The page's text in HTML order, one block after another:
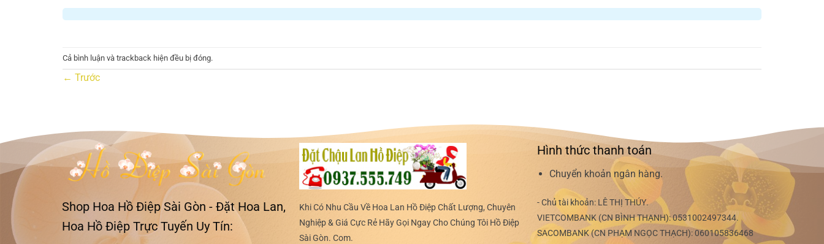
Cả bình luận và trackback hiện đều bị đóng.
← Trước
Shop Hoa Hồ Điệp Sài Gòn - Đặt Hoa Lan,
Hoa Hồ Điệp Trực Tuyến Uy Tín:
Khi Có Nhu Cầu Về Hoa Lan Hồ Điệp Chất Lượng, Chuyên
Nghiệp & Giá Cực Rẻ Hãy Gọi Ngay Cho Chúng Tôi Hồ Điệp
Sài Gòn. Com.
Hình thức thanh toán
Chuyển khoản ngân hàng.
- Chủ tài khoản: LÊ THỊ THÚY.
VIETCOMBANK (CN BÌNH THẠNH):0531002497344.
SACOMBANK (CN PHẠM NGỌC THẠCH):060105836468